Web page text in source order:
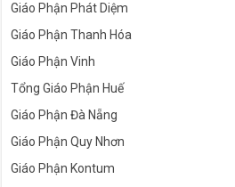
Giáo Phận Phát Diệm
Giáo Phận Thanh Hóa
Giáo Phận Vinh
Tổng Giáo Phận Huế
Giáo Phận Đà Nẵng
Giáo Phận Quy Nhơn
Giáo Phận Kontum